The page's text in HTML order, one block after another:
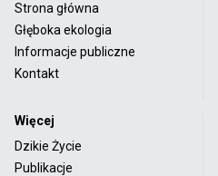
Strona główna
Głęboka ekologia
Informacje publiczne
Kontakt
Więcej
Dzikie Życie
Publikacje